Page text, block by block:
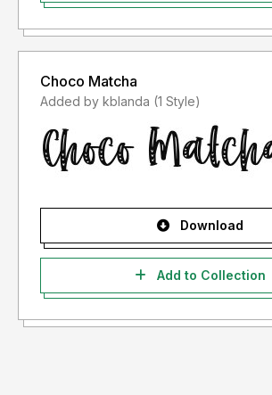
Choco Matcha
Added by kblanda (1 Style)
Download
Add to Collection